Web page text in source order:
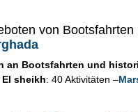
von Bootsfahrten
an Bootsfahrten und
El sheikh: 40 Aktivitäten –